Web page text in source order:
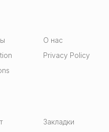
О нас
Privacy Policy
Закладки